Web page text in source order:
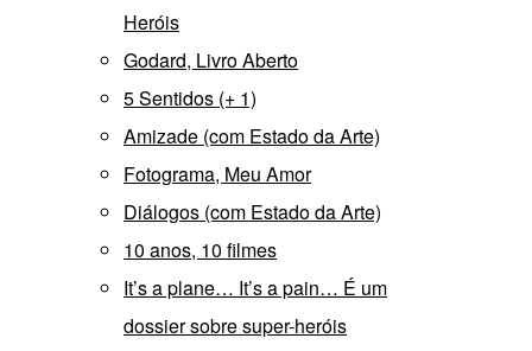
Heróis
Godard, Livro Aberto
5 Sentidos (+ 1)
Amizade (com Estado da Arte)
Fotograma, Meu Amor
Diálogos (com Estado da Arte)
10 anos, 10 filmes
It’s a plane… It’s a pain… É um
dossier sobre super-heróis